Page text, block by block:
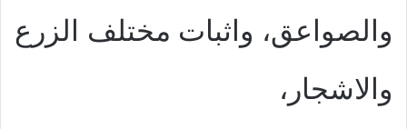
والصواعق، واثبات مختلف الزرع
والاشجار،